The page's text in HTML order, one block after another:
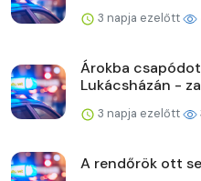
3 napja ezelőtt
Árokba
Lukácsházán -
3 napja ezelőtt
A rendőrök ott